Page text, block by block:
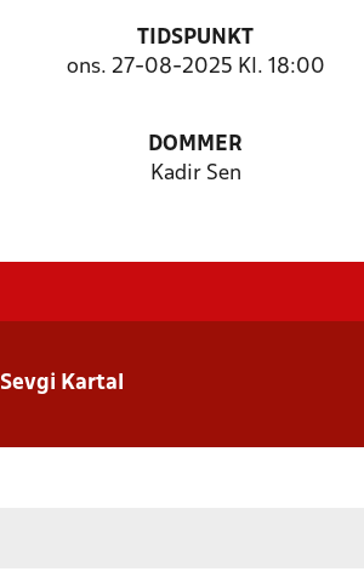
TIDSPUNKT
ons. 27-08-2025 Kl. 18:00
DOMMER
Kadir Sen
Sevgi Kartal